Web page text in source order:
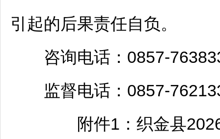
引起的后果责任自负。
咨询电话：0857-
监督电话：0857-
附件1： 织金县